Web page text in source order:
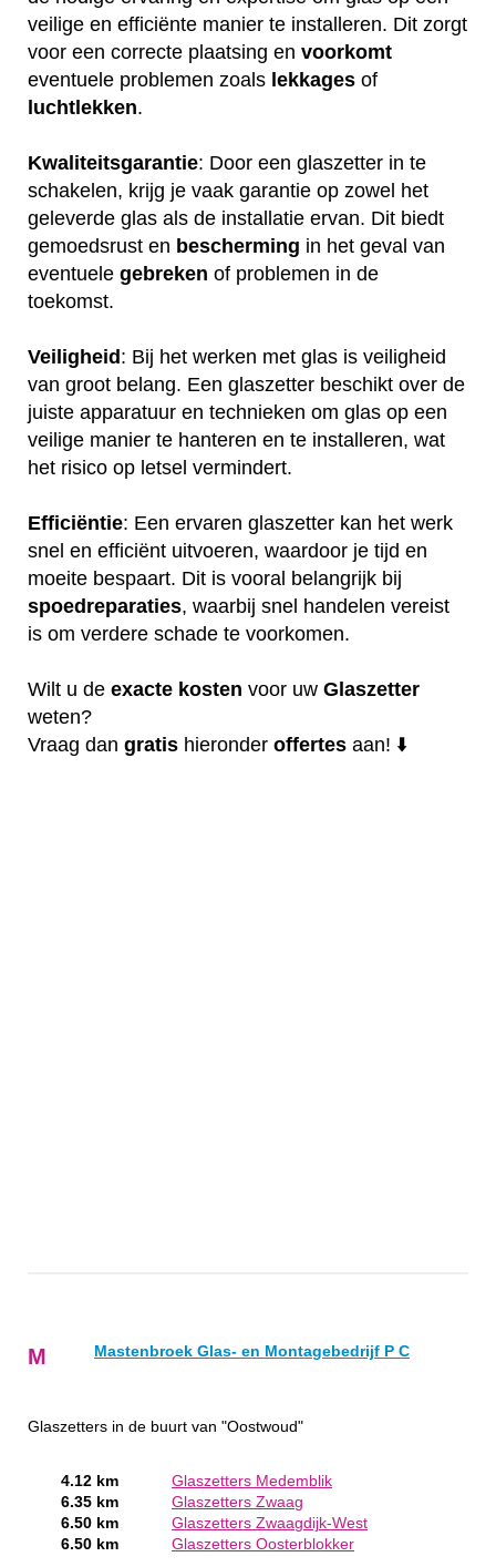
veilige en efficiënte manier te installeren. Dit zorgt
voor een correcte plaatsing en voorkomt
eventuele problemen zoals lekkages of
luchtlekken.
Kwaliteitsgarantie: Door een glaszetter in te
schakelen, krijg je vaak garantie op zowel het
geleverde glas als de installatie ervan. Dit biedt
gemoedsrust en bescherming in het geval van
eventuele gebreken of problemen in de
toekomst.
Veiligheid: Bij het werken met glas is veiligheid
van groot belang. Een glaszetter beschikt over de
juiste apparatuur en technieken om glas op een
veilige manier te hanteren en te installeren, wat
het risico op letsel vermindert.
Efficiëntie: Een ervaren glaszetter kan het werk
snel en efficiënt uitvoeren, waardoor je tijd en
moeite bespaart. Dit is vooral belangrijk bij
spoedreparaties, waarbij snel handelen vereist
is om verdere schade te voorkomen.
Wilt u de exacte kosten voor uw Glaszetter
weten?
Vraag dan gratis hieronder offertes aan! ⬇️
M Mastenbroek Glas- en Montagebedrijf P C
Glaszetters in de buurt van "Oostwoud"
4.12 km
Glaszetters Medemblik
6.35 km
Glaszetters Zwaag
6.50 km
Glaszetters Zwaagdijk-West
6.50 km
Glaszetters Oosterblokker